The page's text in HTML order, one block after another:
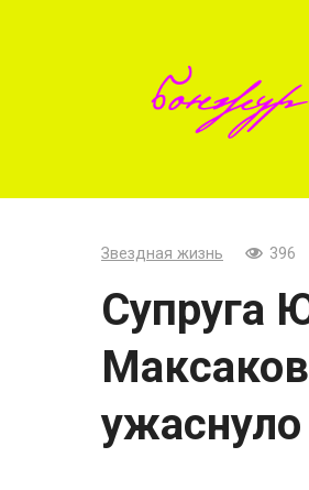
Звездная жизнь 396
Супруга